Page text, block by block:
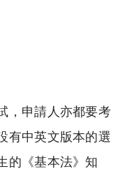
，申請人亦都要考
有中英文版本的選
的《基本法》知